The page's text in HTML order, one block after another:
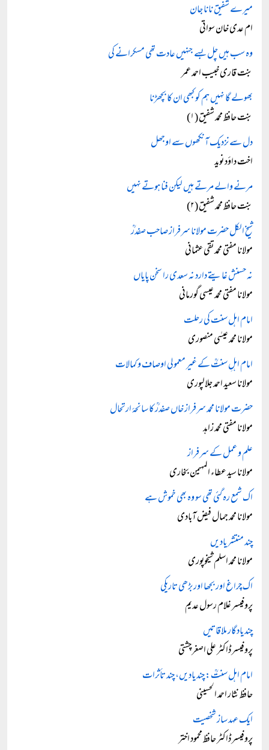
میرے شفیق نانا جان
ام عدی خان سواتی
وہ سب ہیں چل بسے جنہیں عادت تھی مسکرانے کی
بنت قاری خبیب احمد عمر
بھولے گا نہیں ہم کو کبھی ان کا بچھڑنا
بنت حافظ محمد شفیق (۱)
دل سے نزدیک آنکھوں سے اوجھل
اخت داؤد نوید
مرنے والے مرتے ہیں لیکن فنا ہوتے نہیں
بنت حافظ محمد شفیق (۲)
شیخ الکل حضرت مولانا سرفراز صاحب صفدرؒ
مولانا مفتی محمد تقی عثمانی
نہ حسنش غایتے دارد نہ سعدی را سخن پایاں
مولانا مفتی محمد عیسی گورمانی
امام اہل سنت کی رحلت
مولانا محمد عیسٰی منصوری
امام اہلِ سنتؒ کے غیر معمولی اوصاف و کمالات
مولانا سعید احمد جلالپوری
حضرت مولانا محمد سرفراز خاں صفدرؒ کا سانحۂ ارتحال
مولانا مفتی محمد زاہد
علم و عمل کے سرفراز
مولانا سید عطاء المہیمن بخاری
اک شمع رہ گئی تھی سو وہ بھی خموش ہے
مولانا محمد جمال فیض آبادی
چند منتشر یادیں
مولانا محمد اسلم شیخوپوری
اک چراغ اور بجھا اور بڑھی تاریکی
پروفیسر غلام رسول عدیم
چند یادگار ملاقاتیں
پروفیسر ڈاکٹر علی اصغر چشتی
امام اہل سنتؒ: چند یادیں، چند تأثرات
حافظ نثار احمد الحسینی
ایک عہد ساز شخصیت
پروفیسر ڈاکٹر حافظ محمود اختر